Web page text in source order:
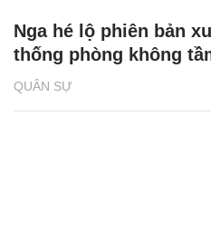
QUÂN SỰ
Nga hé lộ phiên bản
thống phòng không